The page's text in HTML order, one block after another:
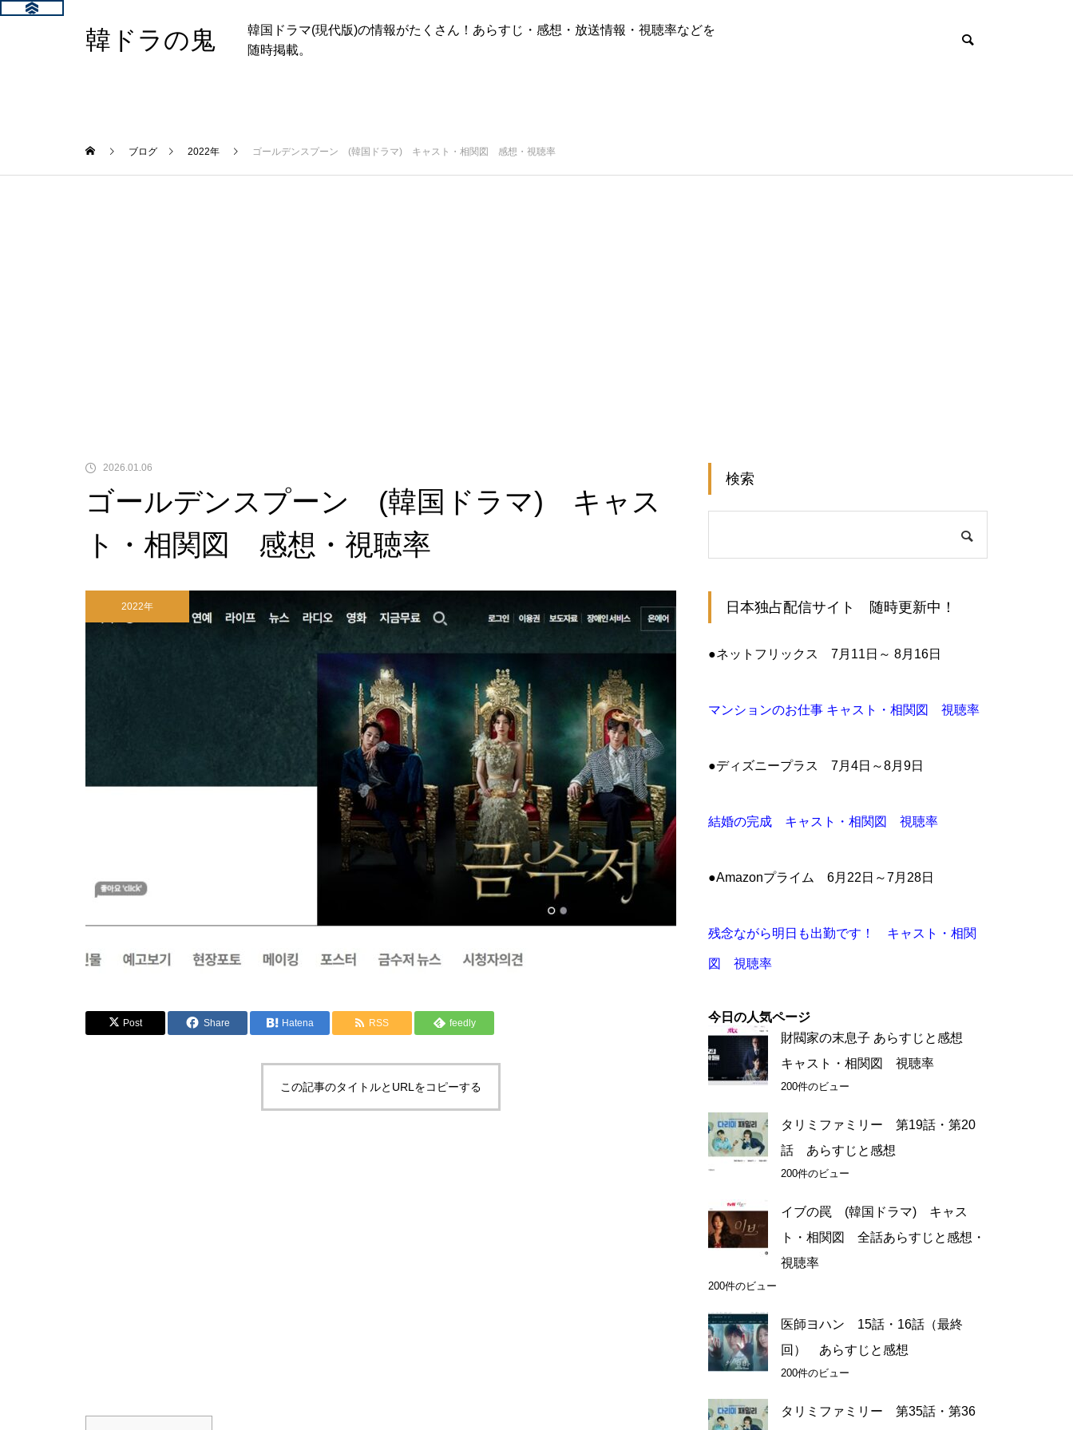
韓ドラの鬼
韓国ドラマ(現代版)の情報がたくさん！あらすじ・感想・放送情報・視聴率などを
随時掲載。
ブログ 2022年 ゴールデンスプーン (韓国ドラマ) キャスト・相関図 感想・視聴率
2026.01.06
ゴールデンスプーン (韓国ドラマ) キャス
ト・相関図 感想・視聴率
2022年
Post Share Hatena RSS feedly
この記事のタイトルとURLをコピーする
検索
日本独占配信サイト 随時更新中！
●ネットフリックス 7月11日～ 8月16日
マンションのお仕事 キャスト・相関図 視聴率
●ディズニープラス 7月4日～8月9日
結婚の完成 キャスト・相関図 視聴率
●Amazonプライム 6月22日～7月28日
残念ながら明日も出勤です！ キャスト・相関
図 視聴率
今日の人気ページ
財閥家の末息子 あらすじと感想
キャスト・相関図 視聴率
200件のビュー
タリミファミリー 第19話・第20
話 あらすじと感想
200件のビュー
イブの罠 (韓国ドラマ) キャス
ト・相関図 全話あらすじと感想・
視聴率
200件のビュー
医師ヨハン 15話・16話（最終
回） あらすじと感想
200件のビュー
タリミファミリー 第35話・第36